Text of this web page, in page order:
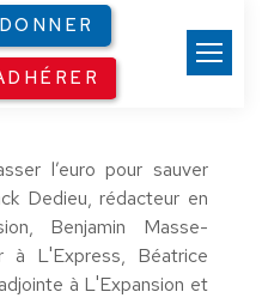
DONNER
l’euro pour sauver
Dedieu, rédacteur en
Benjamin Masse-
à L'Express, Béatrice
à L'Expansion et